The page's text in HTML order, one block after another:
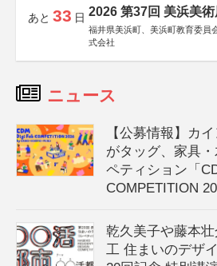
あと 33 日 2026 第37回 美浜美術
福井県美浜町、美浜町教育委員
式会社
ニュース
【公募情報】カ
がタッグ、家具
ペティション「
COMPETITION
乾久美子や藤本
工 住まいのデザ